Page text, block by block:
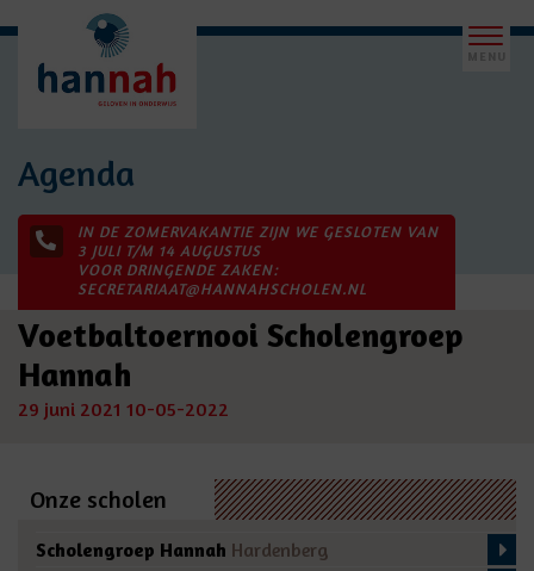
Agenda
IN DE ZOMERVAKANTIE ZIJN WE GESLOTEN VAN
3 JULI T/M 14 AUGUSTUS
VOOR DRINGENDE ZAKEN:
SECRETARIAAT@HANNAHSCHOLEN.NL
Voetbaltoernooi Scholengroep
Hannah
29 juni 2021 10-05-2022
Onze scholen
Scholengroep Hannah Hardenberg